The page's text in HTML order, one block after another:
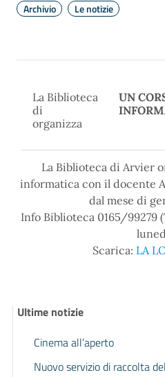
Archivio
Le notizie
La Biblioteca
di
organizza
UN
La Biblioteca di Arvier
informatica con il docente
dal mese di
Info Biblioteca 0165/
Scarica: LA
Ultime notizie
Cinema all’aperto
Nuovo servizio di raccolta